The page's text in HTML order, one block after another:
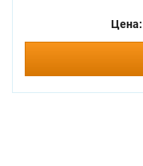
Цена: